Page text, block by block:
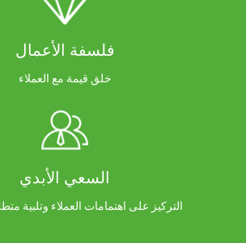
فلسفة الأعمال
خلق قيمة مع العملاء
السعي الأبدي
التركيز على اهتمامات العملاء وتلبية